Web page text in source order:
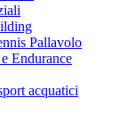
Pallavolo
Endurance
acquatici